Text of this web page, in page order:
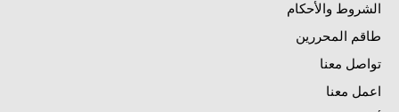
الشروط والأحكام
طاقم المحررين
تواصل معنا
اعمل معنا